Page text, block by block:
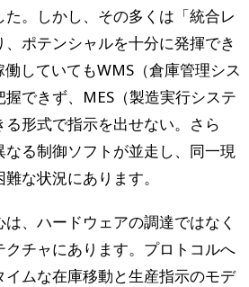
。しかし、その多くは「統合レ
ポテンシャルを十分に発揮でき
していてもWMS（倉庫管理シス
できず、MES（製造実行システ
形式で指示を出せない。さら
る制御ソフトが並走し、同一現
な状況にあります。
、ハードウェアの調達ではなく
クチャにあります。プロトコルへ
ムな在庫移動と生産指示のモデ